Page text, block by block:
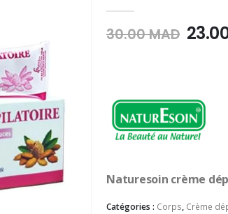
30.00MAD Le
30.00
MAD.
Naturesoin crème
Catégories : Corps, Crème